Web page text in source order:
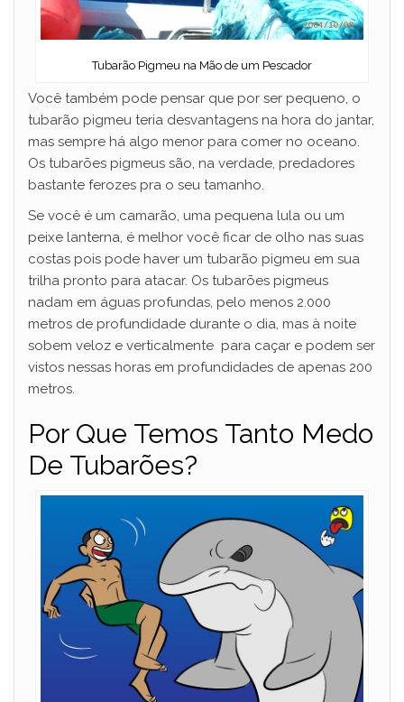
Tubarão Pigmeu na Mão de um Pescador
Você também pode pensar que por ser pequeno, o
tubarão pigmeu teria desvantagens na hora do jantar,
mas sempre há algo menor para comer no oceano.
Os tubarões pigmeus são, na verdade, predadores
bastante ferozes pra o seu tamanho.
Se você é um camarão, uma pequena lula ou um
peixe lanterna, é melhor você ficar de olho nas suas
costas pois pode haver um tubarão pigmeu em sua
trilha pronto para atacar. Os tubarões pigmeus
nadam em águas profundas, pelo menos 2.000
metros de profundidade durante o dia, mas à noite
sobem veloz e verticalmente para caçar e podem ser
vistos nessas horas em profundidades de apenas 200
metros.
Por Que Temos Tanto Medo
De Tubarões?